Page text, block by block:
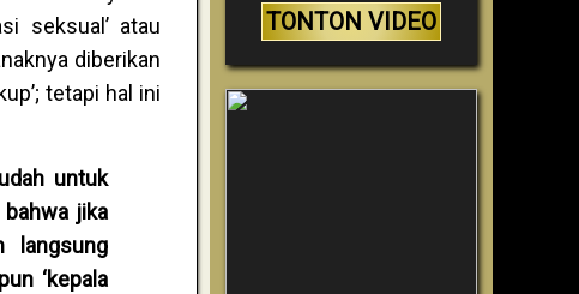
seksual’ atau
diberikan
tetapi hal ini
untuk
jika
langsung
‘kepala
TONTON VIDEO